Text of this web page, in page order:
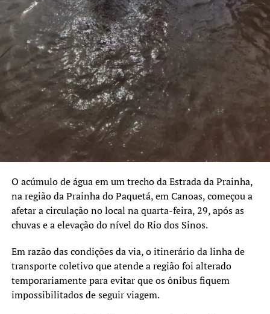
O acúmulo de água em um trecho da Estrada da Prainha,
na região da Prainha do Paquetá, em Canoas, começou a
afetar a circulação no local na quarta-feira, 29, após as
chuvas e a elevação do nível do Rio dos Sinos.
Em razão das condições da via, o itinerário da linha de
transporte coletivo que atende a região foi alterado
temporariamente para evitar que os ônibus fiquem
impossibilitados de seguir viagem.